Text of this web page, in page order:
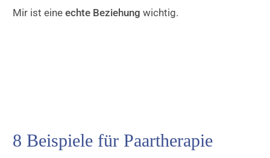
Mir ist eine echte Beziehung wichtig.
8 Beispiele für Paartherapie